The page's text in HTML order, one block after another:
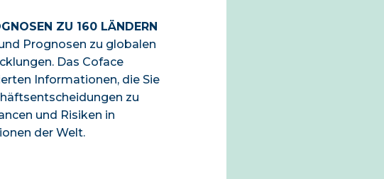
ZU 160 LÄNDERN
Prognosen zu globalen
Das Coface
Informationen, die Sie
zu
und Risiken in
der Welt.